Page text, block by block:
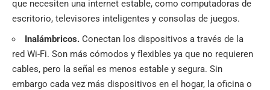
que necesiten una internet estable, como computadoras de
escritorio, televisores inteligentes y consolas de juegos.
Inalámbricos. Conectan los dispositivos a través de la
red Wi-Fi. Son más cómodos y flexibles ya que no requieren
cables, pero la señal es menos estable y segura. Sin
embargo cada vez más dispositivos en el hogar, la oficina o